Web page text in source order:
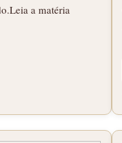
a matéria